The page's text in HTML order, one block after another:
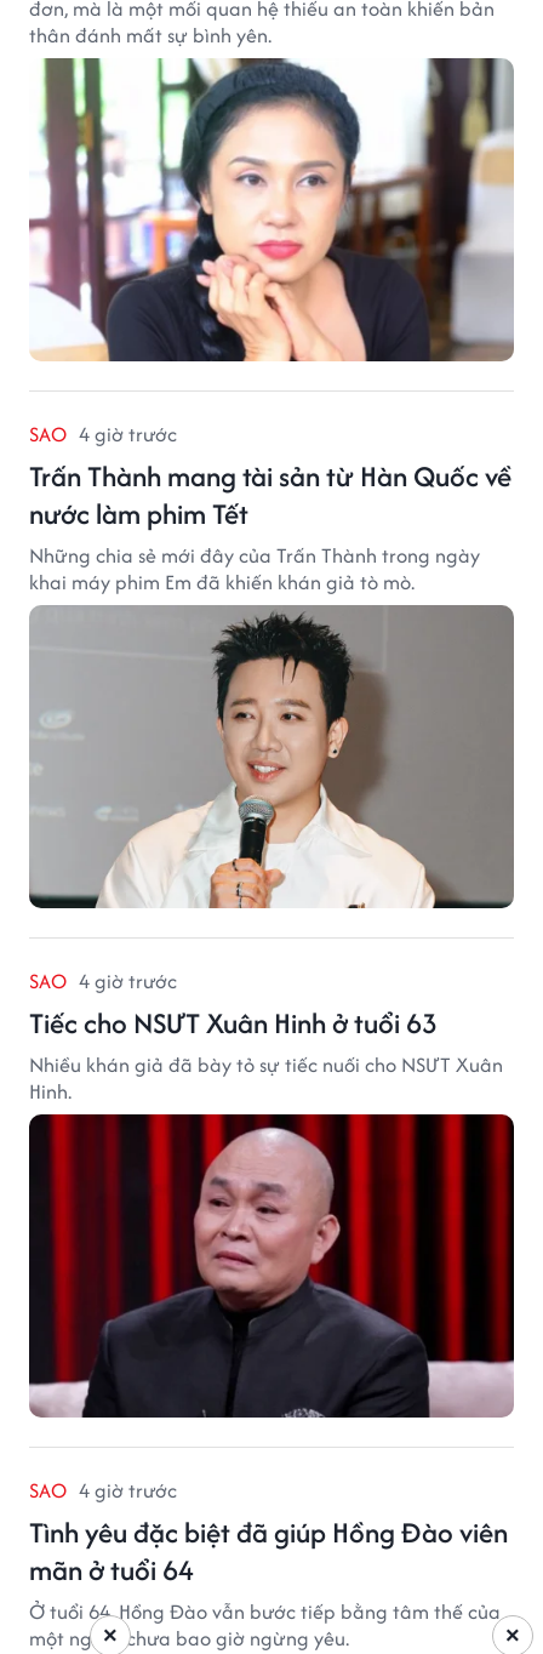
đơn, mà là một mối quan hệ thiếu an toàn khiến bản
thân đánh mất sự bình yên.
SAO 4 giờ trước
Trấn Thành mang tài sản từ Hàn Quốc về
nước làm phim Tết
Những chia sẻ mới đây của Trấn Thành trong ngày
khai máy phim Em đã khiến khán giả tò mò.
SAO 4 giờ trước
Tiếc cho NSƯT Xuân Hinh ở tuổi 63
Nhiều khán giả đã bày tỏ sự tiếc nuối cho NSƯT Xuân
Hinh.
SAO 4 giờ trước
Tình yêu đặc biệt đã giúp Hồng Đào viên
mãn ở tuổi 64
Ở tuổi 64, Hồng Đào vẫn bước tiếp bằng tâm thế của
một người chưa bao giờ ngừng yêu.
×
×